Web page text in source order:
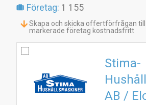
Företag: 1 155
Skapa och skicka offertförfrågan till
markerade företag kostnadsfritt
Stima-
AB /